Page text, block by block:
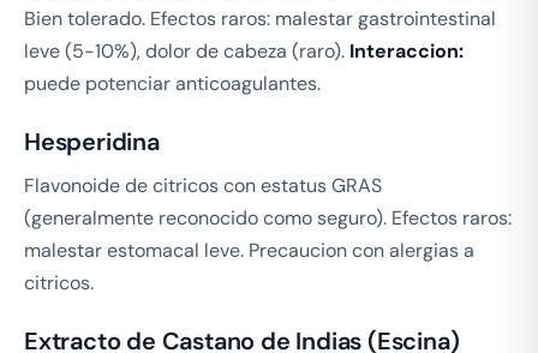
Bien tolerado. Efectos raros: malestar gastrointestinal
leve (5-10%), dolor de cabeza (raro). Interaccion:
puede potenciar anticoagulantes.
Hesperidina
Flavonoide de citricos con estatus GRAS
(generalmente reconocido como seguro). Efectos raros:
malestar estomacal leve. Precaucion con alergias a
citricos.
Extracto de Castano de Indias (Escina)